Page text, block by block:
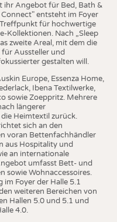
ihr Angebot für Bed, Bath &
entsteht im Foyer
für hochwertige
Kollektionen. Nach „Sleep
zweite Areal, mit dem die
Aussteller und
gestalten will.
Europe, Essenza Home,
Ibena Textilwerke,
sowie Zoeppritz. Mehrere
längerer
Heimtextil zurück.
sich an den
voran Bettenfachhändler
aus Hospitality und
an internationale
umfasst Bett- und
sowie Wohnaccessoires.
im Foyer der Halle 5.1
weiteren Bereichen von
Hallen 5.0 und 5.1 und
4.0.